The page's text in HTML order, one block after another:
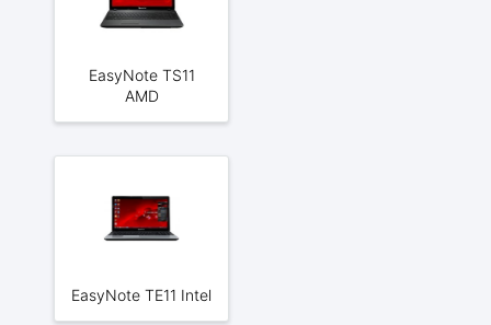
EasyNote TS11
AMD
EasyNote TE11 Intel